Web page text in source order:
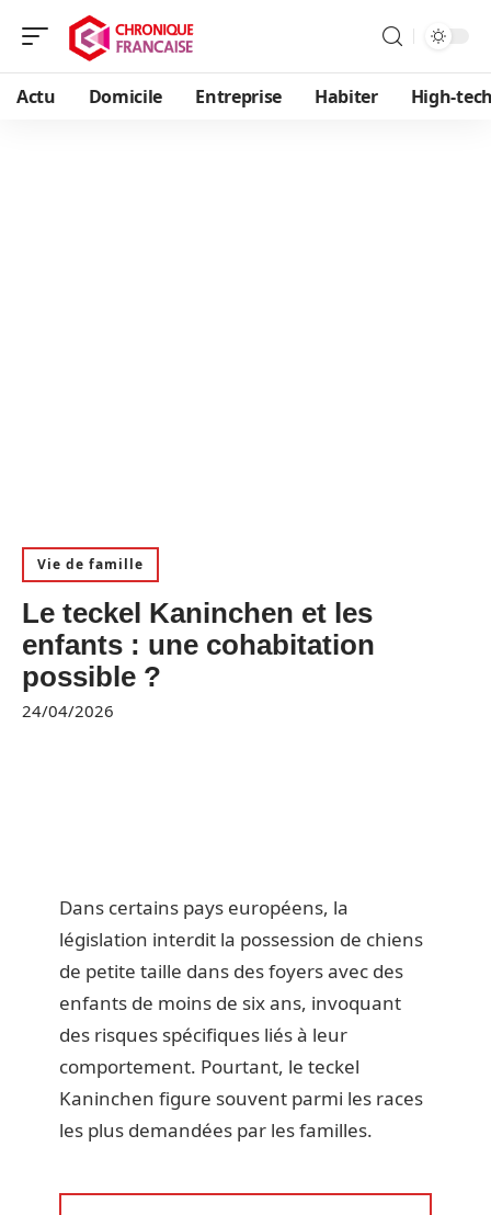
Actu Domicile Entreprise Habiter High-
Vie de famille
Le teckel Kaninchen et les
enfants : une cohabitation
possible ?
24/04/2026
Dans certains pays européens, la
législation interdit la possession de chiens
de petite taille dans des foyers avec des
enfants de moins de six ans, invoquant
des risques spécifiques liés à leur
comportement. Pourtant, le teckel
Kaninchen figure souvent parmi les races
les plus demandées par les familles.